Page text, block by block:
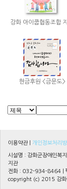
강화 아이쿱협동조합
현금후원 <금문도>
이용약관| 개인정보처리
시설명 : 강화군장애인복
지관
전화 : 032-934-8464 |
copyright (c) 2015 강화